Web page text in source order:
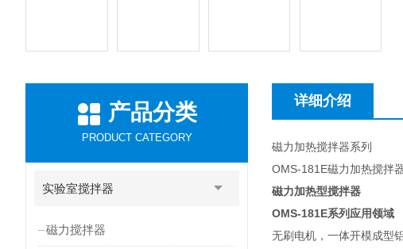
产品分类
PRODUCT CATEGORY
实验室搅拌器
磁力搅拌器
详细介绍
磁力加热搅拌器系列
OMS-181E磁力加热搅拌
磁力加热型搅拌器
OMS-181E系列 应用领域
无刷电机，一体开模成型